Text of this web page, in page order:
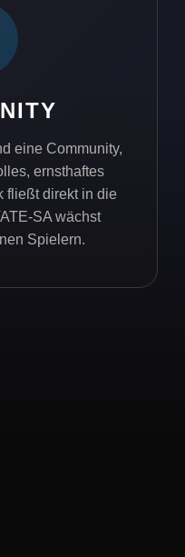
eine Community,
ernsthaftes
fließt direkt in die
SA wächst
Spielern.